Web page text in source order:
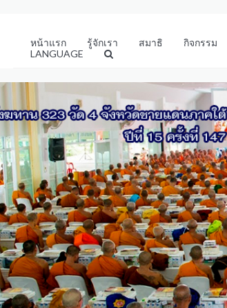
หน้าแรก รู้จักเรา สมาธิ กิจกรรม
LANGUAGE